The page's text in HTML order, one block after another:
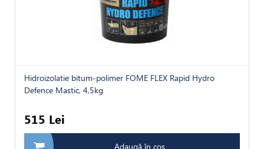
Hidroizolatie bitum-polimer FOME FLEX Rapid Hydro
Defence Mastic, 4,5kg
515 Lei
Adaugă în coș